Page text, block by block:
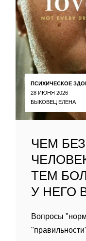
ПСИХИЧЕСКОЕ
28 ИЮНЯ 2026
БЫКОВЕЦ ЕЛЕНА
ЧЕМ
ТЕМ
У НЕГО
Вопросы